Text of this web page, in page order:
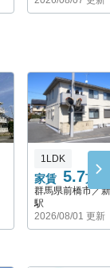
家賃 5.7万円
1LDK
群馬県前橋市／
駅
2026/08/01 更新